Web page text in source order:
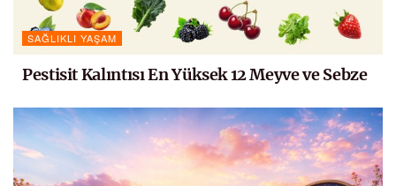
SAĞLIKLI YAŞAM
Pestisit Kalıntısı En Yüksek 12 Meyve ve Sebze